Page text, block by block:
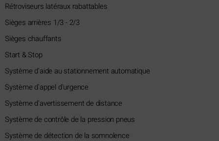
Rétroviseurs latéraux rabattables
Sièges arrières 1/3 - 2/3
Sièges chauffants
Start & Stop
Système d'aide au stationnement automatique
Système d'appel d'urgence
Système d'avertissement de distance
Système de contrôle de la pression pneus
Système de détection de la somnolence